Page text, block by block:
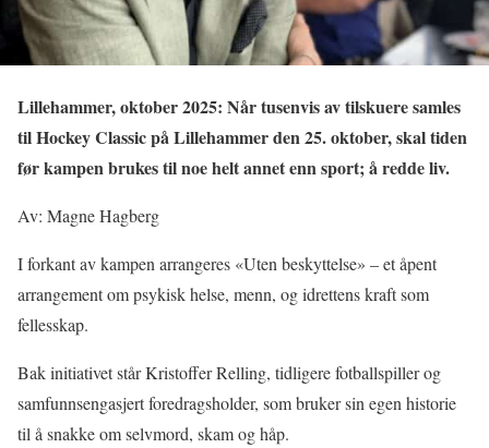
Lillehammer, oktober 2025: Når tusenvis av tilskuere samles
til Hockey Classic på Lillehammer den 25. oktober, skal tiden
før kampen brukes til noe helt annet enn sport; å redde liv.
Av: Magne Hagberg
I forkant av kampen arrangeres «Uten beskyttelse» – et åpent
arrangement om psykisk helse, menn, og idrettens kraft som
fellesskap.
Bak initiativet står Kristoffer Relling, tidligere fotballspiller og
samfunnsengasjert foredragsholder, som bruker sin egen historie
til å snakke om selvmord, skam og håp.